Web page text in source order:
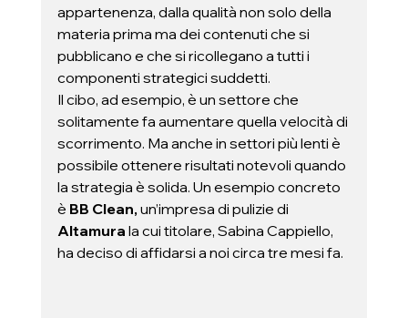
appartenenza, dalla qualità non solo della
materia prima ma dei contenuti che si
pubblicano e che si ricollegano a tutti i
componenti strategici suddetti.
Il cibo, ad esempio, è un settore che
solitamente fa aumentare quella velocità di
scorrimento. Ma anche in settori più lenti è
possibile ottenere risultati notevoli quando
la strategia è solida. Un esempio concreto
è BB Clean, un’impresa di pulizie di
Altamura la cui titolare, Sabina Cappiello,
ha deciso di affidarsi a noi circa tre mesi fa.